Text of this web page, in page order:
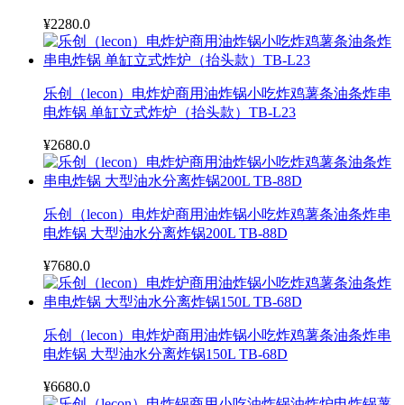
¥2280.0
乐创（lecon）电炸炉商用油炸锅小吃炸鸡薯条油条炸串
电炸锅 单缸立式炸炉（抬头款）TB-L23
¥2680.0
乐创（lecon）电炸炉商用油炸锅小吃炸鸡薯条油条炸串
电炸锅 大型油水分离炸锅200L TB-88D
¥7680.0
乐创（lecon）电炸炉商用油炸锅小吃炸鸡薯条油条炸串
电炸锅 大型油水分离炸锅150L TB-68D
¥6680.0